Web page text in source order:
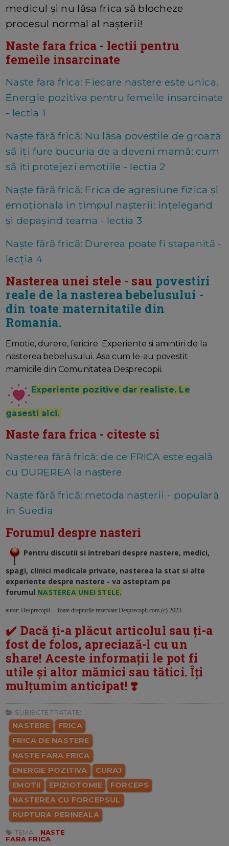
medicul şi nu lăsa frica să blocheze
procesul normal al naşterii!
Naste fara frica - lectii pentru
femeile insarcinate
Naste fara frica: Fiecare nastere este unica.
Energie pozitiva pentru femeile insarcinate
- lectia 1
Naște fără frică: Nu lăsa poveștile de groază
să iți fure bucuria de a deveni mamă: cum
să iti protejezi emotiile - lectia 2
Naște fără frică: Frica de agresiune fizica și
emoționala in timpul nașterii: ințelegand
și depașind teama - lectia 3
Naște fără frică: Durerea poate fi stapanită -
lecția 4
Nasterea unei stele - sau povestiri
reale de la nasterea bebelusului -
din toate maternitatile din
Romania.
Emotie, durere, fericire. Experiente si amintiri de la
nasterea bebelusului. Asa cum le-au povestit
mamicile din Comunitatea Desprecopii.
Experiente pozitive dar realiste. Le
gasesti aici.
Naste fara frica - citeste si
Nașterea fără frică: de ce FRICA este egală
cu DUREREA la naștere
Naște fără frică: metoda nașterii - populară
in Suedia
Forumul despre nasteri
Pentru discutii si intrebari despre nastere, medici,
spagi, clinici medicale private, nasterea la stat si alte
experiente despre nastere - va asteptam pe
forumul NASTEREA UNEI STELE.
autor: Desprecopii - Toate drepturile rezervate Desprecopii.com (c) 2023
✔️ Dacă ți-a plăcut articolul sau ți-a
fost de folos, apreciază-l cu un
share! Aceste informații le pot fi
utile și altor mămici sau tătici. Îți
mulțumim anticipat! ❣️
SUBIECTE TRATATE:
NASTERE
FRICA
FRICA DE NASTERE
NASTE FARA FRICA
ENERGIE POZITIVA
CURAJ
EMOTII
EPIZIOTOMIE
FORCEPS
NASTEREA CU FORCEPSUL
RUPTURA PERINEALA
TEMA:
NASTE
FARA FRICA